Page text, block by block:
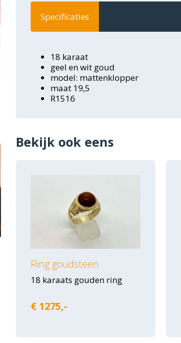
Specificaties
18 karaat
geel en wit goud
model: mattenklopper
maat 19,5
R1516
Bekijk ook eens
Ring goudsteen
18 karaats gouden ring
€ 1275,-